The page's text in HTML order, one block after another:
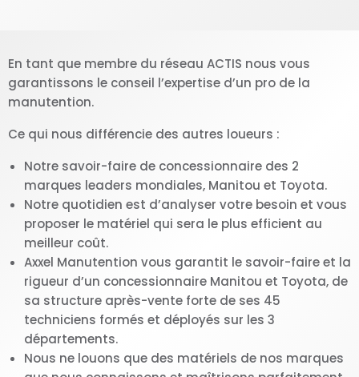
En tant que membre du réseau ACTIS nous vous
garantissons le conseil l’expertise d’un pro de la
manutention.
Ce qui nous différencie des autres loueurs :
Notre savoir-faire de concessionnaire des 2
marques leaders mondiales, Manitou et Toyota.
Notre quotidien est d’analyser votre besoin et vous
proposer le matériel qui sera le plus efficient au
meilleur coût.
Axxel Manutention vous garantit le savoir-faire et la
rigueur d’un concessionnaire Manitou et Toyota, de
sa structure après-vente forte de ses 45
techniciens formés et déployés sur les 3
départements.
Nous ne louons que des matériels de nos marques